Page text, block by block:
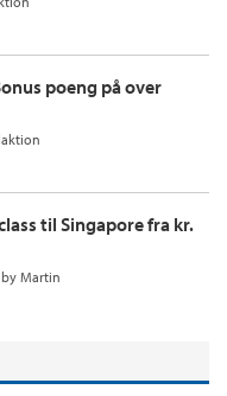
poeng på over
til Singapore fra kr.
by Martin